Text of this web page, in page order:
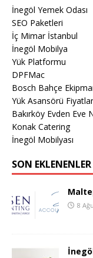
İnegöl Yemek Odası
SEO Paketleri
İç Mimar İstanbul
İnegöl Mobilya
Yük Platformu
DPFMac
Bosch Bahçe
Yük Asansörü
Bakırköy Evden Eve
Konak Catering
İnegöl Mobilyası
SON EKLENENLER
8